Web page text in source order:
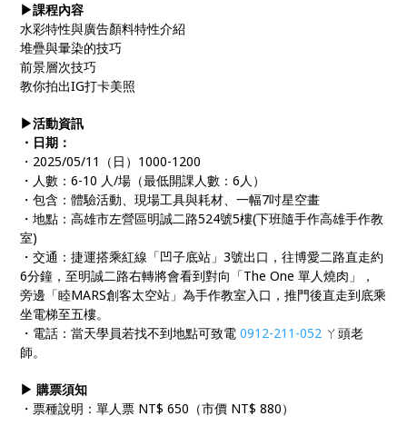
▶課程內容
水彩特性與廣告顏料特性介紹
堆疊與暈染的技巧
前景層次技巧
教你拍出IG打卡美照
▶活動資訊
・日期：
・2025/05/11（日）1000-1200
・人數：6-10 人/場（最低開課人數：6人）
・包含：體驗活動、現場工具與耗材、一幅7吋星空畫
・地點：高雄市左營區明誠二路524號5樓(下班隨手作高雄手作教
室)
・交通：捷運搭乘紅線「凹子底站」3號出口，往博愛二路直走約
6分鐘，至明誠二路右轉將會看到對向「The One 單人燒肉」，
旁邊「睦MARS創客太空站」為手作教室入口，推門後直走到底乘
坐電梯至五樓。
・電話：當天學員若找不到地點可致電0912-211-052 ㄚ頭老
師。
▶ 購票須知
・票種說明：單人票 NT$ 650（市價 NT$ 880）